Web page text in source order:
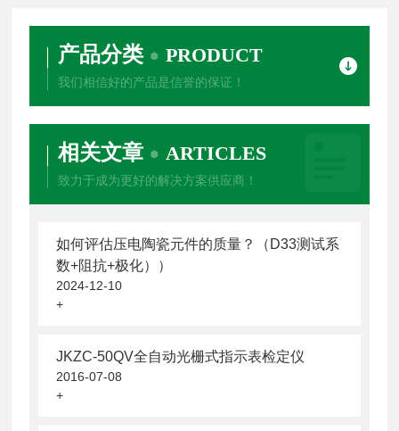
产品分类 PRODUCT
我们相信好的产品是信誉的保证！
相关文章 ARTICLES
致力于成为更好的解决方案供应商！
如何评估压电陶瓷元件的质量？（D33测试系
数+阻抗+极化））
2024-12-10
+
JKZC-50QV全自动光栅式指示表检定仪
2016-07-08
+